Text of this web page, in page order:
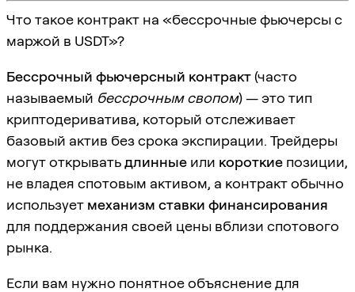
Что такое контракт на «бессрочные фьючерсы с
маржой в USDT»?
Бессрочный фьючерсный контракт(часто
называемый бессрочным свопом) — это тип
криптодериватива, который отслеживает
базовый актив без срока экспирации. Трейдеры
могут открыватьдлинные или короткие позиции,
не владея спотовым активом, а контракт обычно
использует механизм ставки финансирования
для поддержания своей цены вблизи спотового
рынка.
Если вам нужно понятное объяснение для